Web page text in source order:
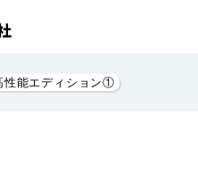
性能エディション①